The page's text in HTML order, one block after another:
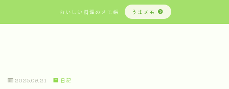
おいしい料理のメモ帳 うまメモ
2025.09.21 日記